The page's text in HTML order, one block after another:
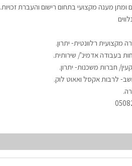
ומתן מענה מקצועי בתחום רישום והעברת זכויות.
מקצועית רלוונטית- יתרון.
בעבודה אדמינ'/ שירותית.
חברות משכנות- יתרון.
לרבות אקסל ואאוט לוק.